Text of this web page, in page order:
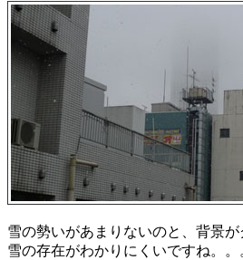
雪の勢いがあまりないのと、背景
雪の存在がわかりにくいですね。。